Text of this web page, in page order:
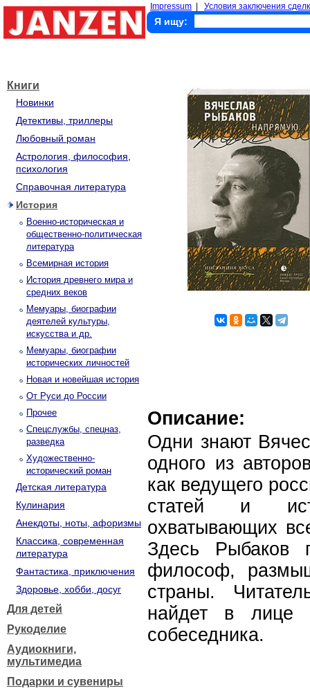
Impressum Условия заключения
Я ищу:
Книги
Новинки
Детективы, триллеры
Любовный роман
Астрология, философия,
психология
Справочная литература
История
Военно-историческая и
общественно-политическая
литература
Всемирная история
История древнего мира и
средних веков
Мемуары, биографии
деятелей культуры,
искусства и др.
Мемуары, биографии
исторических личностей
Новая и новейшая история
От Руси до России
Прочее
Спецслужбы, спецназ,
разведка
Художественно-
исторический роман
Детская литература
Кулинария
Анекдоты, ноты, афоризмы
Классика, современная
литература
Фантастика, приключения
Здоровье, хобби, досуг
Для детей
Рукоделие
Аудиокниги,
мультимедиа
Подарки и сувениры
Описание:
Одни знают
одного из
как ведущего
статей и
охватывающих
Здесь Рыбаков
философ,
страны.
найдет в лице
собеседника.